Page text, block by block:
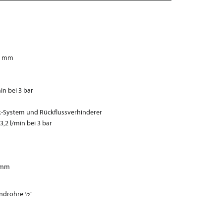
mm
bei 3 bar
und Rückflussverhinderer
l/min bei 3 bar
½"